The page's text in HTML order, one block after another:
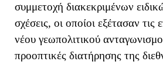
συμμετοχή διακεκριμένων
σχέσεις, οι οποίοι εξέτασαν τις
νέου γεωπολιτικού
προοπτικές διατήρησης της